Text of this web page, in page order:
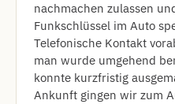
nachmachen zulassen
Funkschlüssel im Auto
Telefonische Kontakt
man wurde umgehend
konnte kurzfristig
Ankunft gingen wir zum